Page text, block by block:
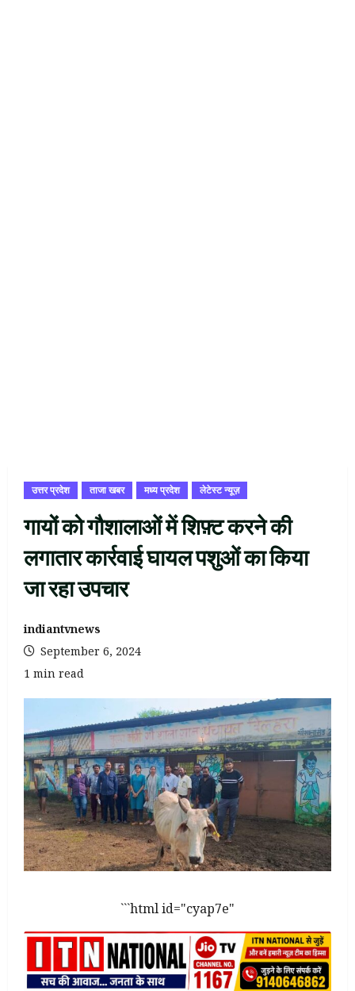
उत्तर प्रदेश ताजा खबर मध्य प्रदेश लेटेस्ट न्यूज़
गायों को गौशालाओं में शिफ़्ट करने की
लगातार कार्रवाई घायल पशुओं का किया
जा रहा उपचार
indiantvnews
September 6, 2024
1 min read
```html id="cyap7e"